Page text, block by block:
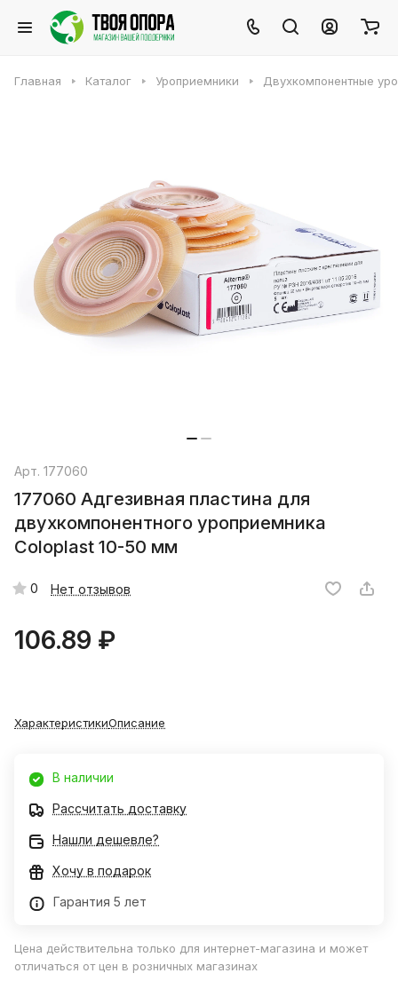
Главная Каталог Уроприемники Двухкомпонентные
Арт. 177060
177060 Адгезивная пластина для
двухкомпонентного уроприемника
Coloplast 10-50 мм
0 Нет отзывов
106.89 ₽
ХарактеристикиОписание
В наличии
Рассчитать доставку
Нашли дешевле?
Хочу в подарок
Гарантия 5 лет
Цена действительна только для интернет-магазина и может
отличаться от цен в розничных магазинах